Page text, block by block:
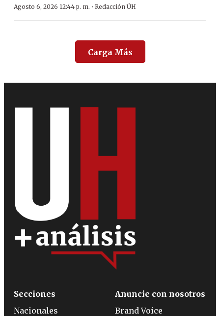
Agosto 6, 2026 12:44 p. m. · Redacción ÚH
Carga Más
Secciones
Nacionales
Anuncie con nosotros
Brand Voice